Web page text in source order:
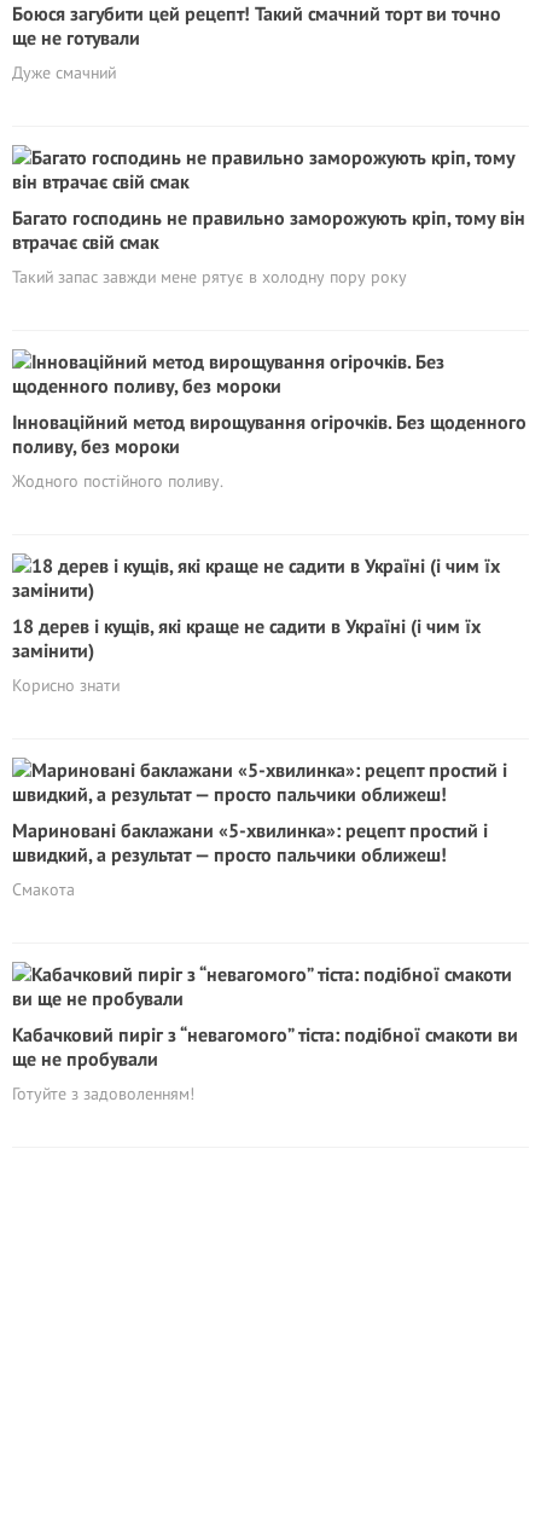
Бoюcя загубити цей рецепт! Такий смачний торт ви точно
ще не готували
Дуже смачний
Багато господинь не правильно заморожують кріп, тому він
втрачає свій смак
Такий запас завжди мене рятує в холодну пору року
Інноваційний метод вирощування огірочків. Без щоденного
поливу, без мороки
Жодного постійного поливу.
18 дерев і кущів, які краще не садити в Україні (і чим їх
замінити)
Корисно знати
Мариновані баклажани «5-хвилинка»: рецепт простий і
швидкий, а результат — просто пальчики оближеш!
Смакота
Кабачковий пиріг з “невагомого” тіста: подібної смакоти ви
ще не пробували
Готуйте з задоволенням!